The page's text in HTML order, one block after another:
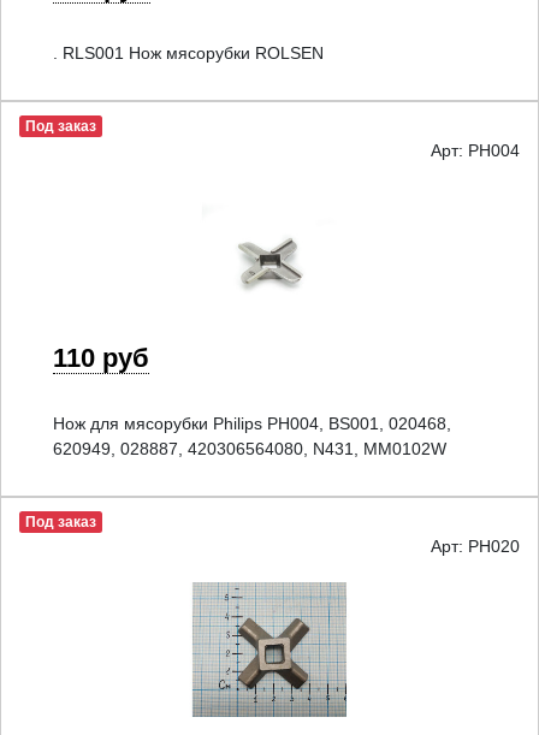
. RLS001 Нож мясорубки ROLSEN
Под заказ
Арт: PH004
110 руб
Нож для мясорубки Philips PH004, BS001, 020468,
620949, 028887, 420306564080, N431, MM0102W
Под заказ
Арт: PH020